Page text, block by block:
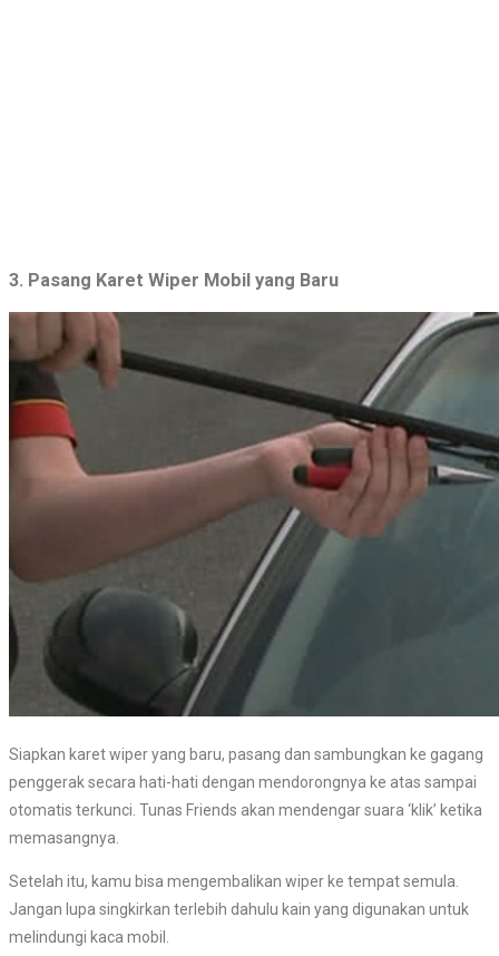
3. Pasang Karet Wiper Mobil yang Baru
Siapkan karet wiper yang baru, pasang dan sambungkan ke gagang
penggerak secara hati-hati dengan mendorongnya ke atas sampai
otomatis terkunci. Tunas Friends akan mendengar suara ‘klik’ ketika
memasangnya.
Setelah itu, kamu bisa mengembalikan wiper ke tempat semula.
Jangan lupa singkirkan terlebih dahulu kain yang digunakan untuk
melindungi kaca mobil.